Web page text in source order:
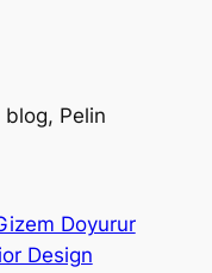
Pelin
Doyurur
Design